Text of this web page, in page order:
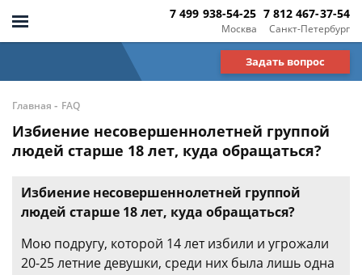
Москва
7 499 938-54-25
Санкт-Петербург
7 812 467-37-54
Задать вопрос
Главная - FAQ
Избиение несовершеннолетней группой
людей старше 18 лет, куда обращаться?
Избиение несовершеннолетней группой
людей старше 18 лет, куда обращаться?
Мою подругу, которой 14 лет избили и угрожали
20-25 летние девушки, среди них была лишь одна